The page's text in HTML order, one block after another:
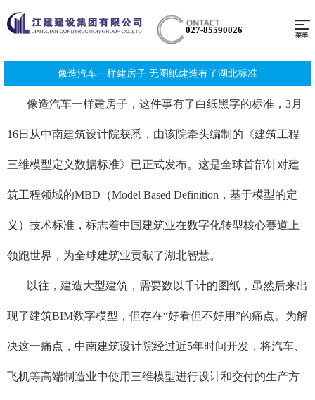
027-85590026
像造汽车一样建房子 无图纸建造有了湖北标准
像造汽车一样建房子，这件事有了白纸黑字的标准，3月
16日从中南建筑设计院获悉，由该院牵头编制的《建筑工程
三维模型定义数据标准》已正式发布。这是全球首部针对建
筑工程领域的MBD（Model Based Definition，基于模型的定
义）技术标准，标志着中国建筑业在数字化转型核心赛道上
领跑世界，为全球建筑业贡献了湖北智慧。
以往，建造大型建筑，需要数以千计的图纸，虽然后来出
现了建筑BIM数字模型，但存在“好看但不好用”的痛点。为解
决这一痛点，中南建筑设计院经过近5年时间开发，将汽车、
飞机等高端制造业中使用三维模型进行设计和交付的生产方